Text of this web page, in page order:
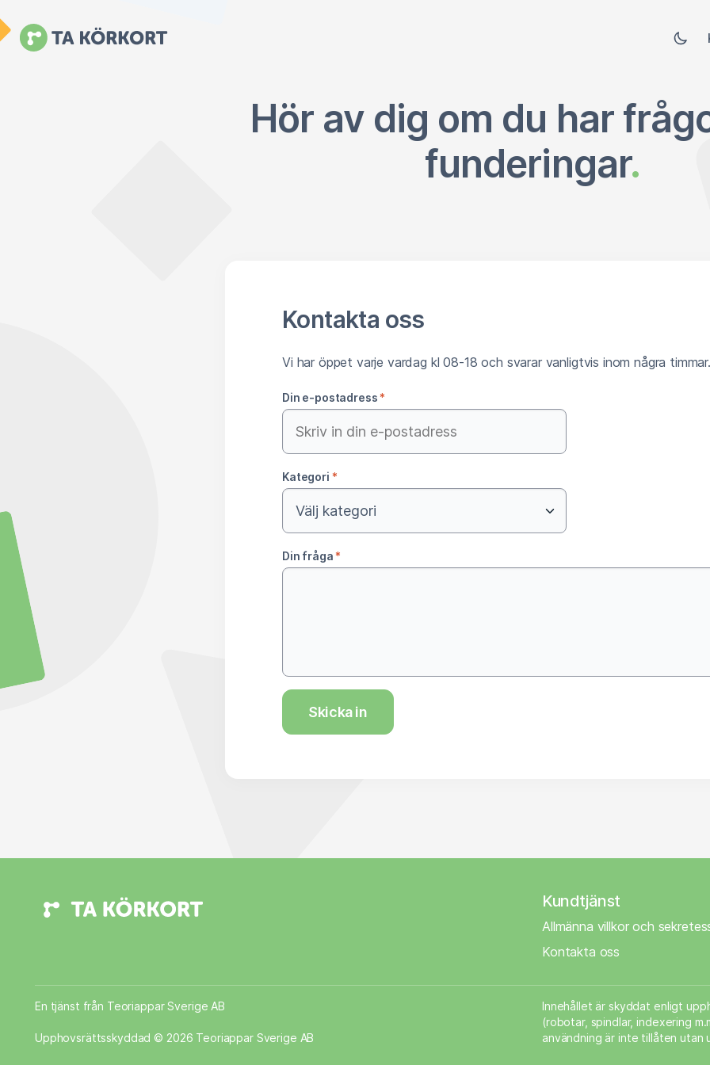
Hör av dig om du har
funderingar.
Kontakta oss
Vi har öppet varje vardag kl 08-18 och svarar vanligtvis inom några timmar.
Din e-postadress *
Kategori *
Din fråga *
Skicka in
Kundtjänst
Allmänna villkor och
Kontakta oss
En tjänst från Teoriappar Sverige AB
Upphovsrättsskyddad © 2026 Teoriappar Sverige AB
Innehållet är skyddat enligt
(robotar, spindlar, indexering
användning är inte tillåten